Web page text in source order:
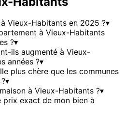
Vieux-Habitants en 2025 ?▾
à Vieux-Habitants
?▾
ils augmenté à Vieux-
années ?▾
plus chère que les communes
▾
à Vieux-Habitants ?▾
prix exact de mon bien à